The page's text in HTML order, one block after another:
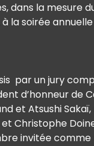
dans la mesure
la soirée
par un jury
d’honneur de
et Atsushi
Christophe
invitée